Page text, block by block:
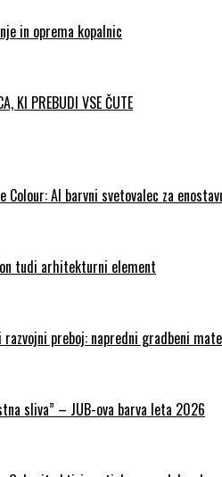
in oprema kopalnic
KI PREBUDI VSE ČUTE
Colour: AI barvni svetovalec za
tudi arhitekturni element
razvojni preboj: napredni gradbeni
sliva” – JUB-ova barva leta 2026